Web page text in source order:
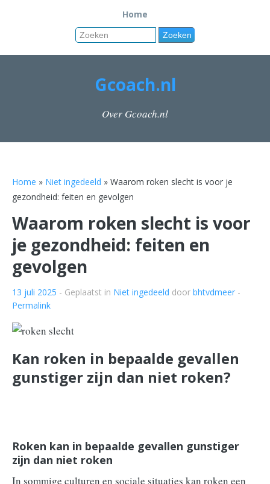
Home
Gcoach.nl
Over Gcoach.nl
Home » Niet ingedeeld » Waarom roken slecht is voor je
gezondheid: feiten en gevolgen
Waarom roken slecht is voor
je gezondheid: feiten en
gevolgen
13 juli 2025 - Geplaatst in Niet ingedeeld door bhtvdmeer -
Permalink
Kan roken in bepaalde gevallen
gunstiger zijn dan niet roken?
Roken kan in bepaalde gevallen gunstiger
zijn dan niet roken
In sommige culturen en sociale situaties kan roken een